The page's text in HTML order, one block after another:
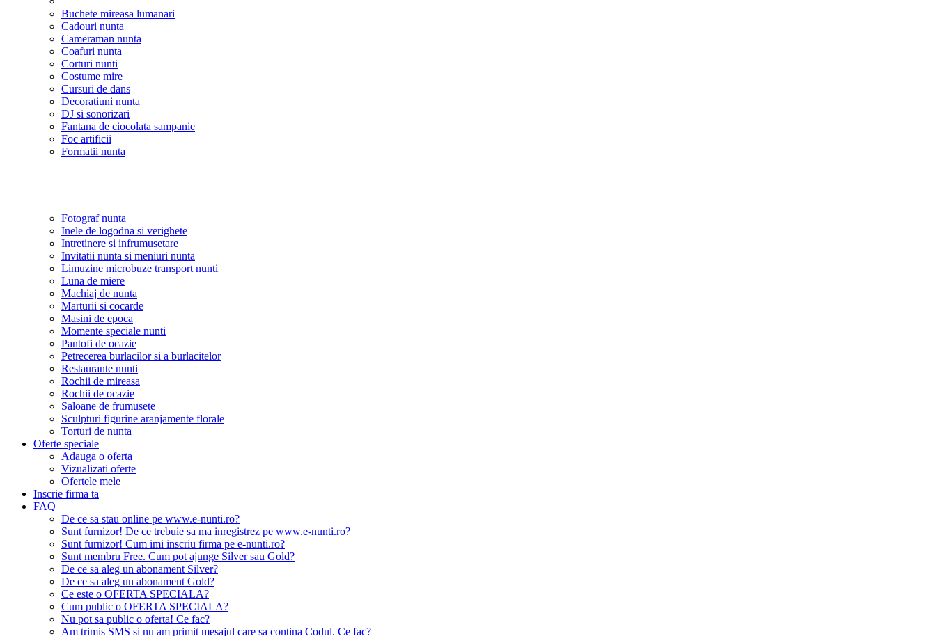
Buchete mireasa lumanari
Cadouri nunta
Cameraman nunta
Coafuri nunta
Corturi nunti
Costume mire
Cursuri de dans
Decoratiuni nunta
DJ si sonorizari
Fantana de ciocolata sampanie
Foc artificii
Formatii nunta
Fotograf nunta
Inele de logodna si verighete
Intretinere si infrumusetare
Invitatii nunta si meniuri nunta
Limuzine microbuze transport nunti
Luna de miere
Machiaj de nunta
Marturii si cocarde
Masini de epoca
Momente speciale nunti
Pantofi de ocazie
Petrecerea burlacilor si a burlacitelor
Restaurante nunti
Rochii de mireasa
Rochii de ocazie
Saloane de frumusete
Sculpturi figurine aranjamente florale
Torturi de nunta
Oferte speciale
Adauga o oferta
Vizualizati oferte
Ofertele mele
Inscrie firma ta
FAQ
De ce sa stau online pe www.e-nunti.ro?
Sunt furnizor! De ce trebuie sa ma inregistrez pe www.e-nunti.ro?
Sunt furnizor! Cum imi inscriu firma pe e-nunti.ro?
Sunt membru Free. Cum pot ajunge Silver sau Gold?
De ce sa aleg un abonament Silver?
De ce sa aleg un abonament Gold?
Ce este o OFERTA SPECIALA?
Cum public o OFERTA SPECIALA?
Nu pot sa public o oferta! Ce fac?
Am trimis SMS si nu am primit mesajul care sa contina Codul. Ce fac?